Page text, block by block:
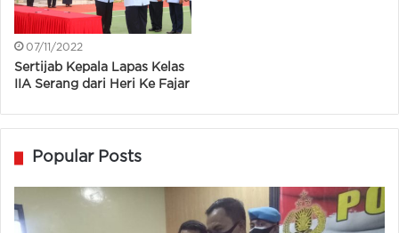
07/11/2022
Sertijab Kepala Lapas Kelas
IIA Serang dari Heri Ke Fajar
Popular Posts